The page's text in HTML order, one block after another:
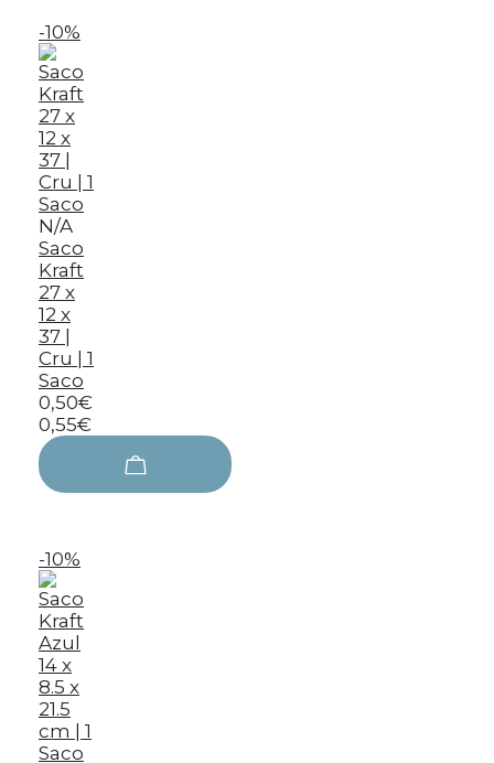
-10%
N/A
Saco
Kraft
27 x
12 x
37 |
Cru | 1
Saco
0,50€
0,55€
-10%